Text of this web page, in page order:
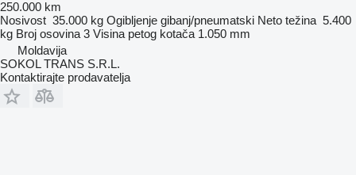
250.000 km
Nosivost 35.000 kg Ogibljenje gibanj/pneumatski Neto težina 5.400
kg Broj osovina 3 Visina petog kotača 1.050 mm
Moldavija
SOKOL TRANS S.R.L.
Kontaktirajte prodavatelja